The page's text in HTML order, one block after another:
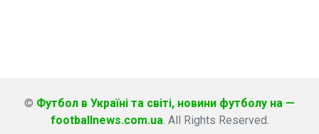
© Футбол в Україні та світі, новини футболу на —
footballnews.com.ua. All Rights Reserved.